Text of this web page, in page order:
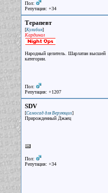
Пол:
Репутация: +34
Терапевт
[Кулибин]
Кардинал
Народный целитель. Шарлатан высшей
категории.
Пол:
Репутация: +1207
SDV
[Самосад для Верующих]
Прирожденный Джаец
Пол:
Репутация: +34